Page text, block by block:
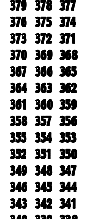
379 378 377
376 375 374
373 372 371
370 369 368
367 366 365
364 363 362
361 360 359
358 357 356
355 354 353
352 351 350
349 348 347
346 345 344
343 342 341